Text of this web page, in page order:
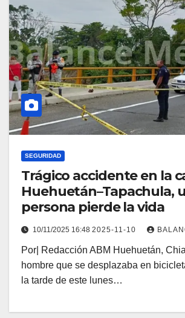
SEGURIDAD
Trágico accidente en la
Huehuetán–Tapachula,
persona pierde la vida
10/11/2025 16:48 2025-11-10
Por| Redacción ABM Huehuetán,
hombre que se desplazaba en
la tarde de este lunes…